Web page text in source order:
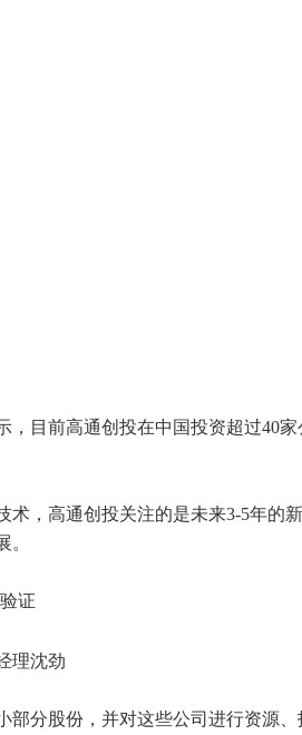
目前高通创投在中国投资超过40
，高通创投关注的是未来3-5年的
理沈劲
分股份，并对这些公司进行资源、